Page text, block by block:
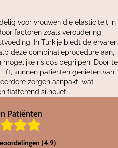
voor vrouwen die elasticiteit in
factoren zoals veroudering,
In Turkije biedt de ervaren
deze combinatieprocedure aan,
risico’s begrijpen. Door te
kunnen patiënten genieten van
zorgen aanpakt, wat
flatterend silhouet.
Patiënten
(4.9)